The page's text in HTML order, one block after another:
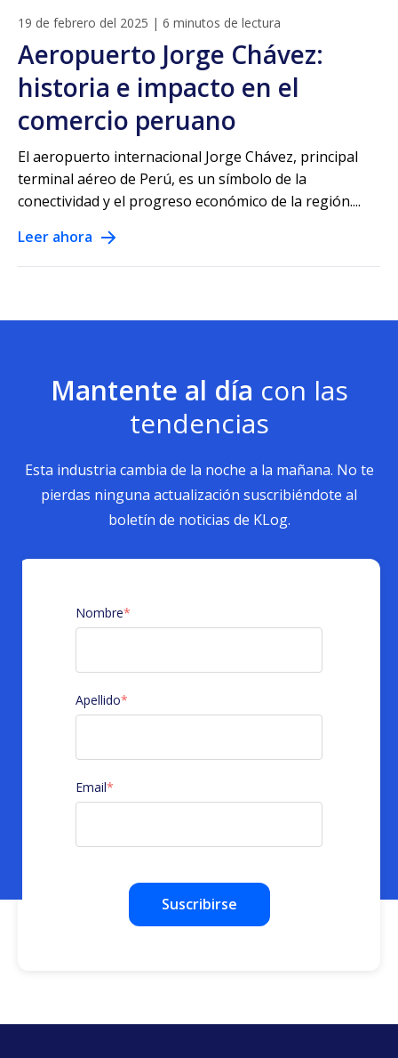
19 de febrero del 2025 | 6 minutos de lectura
Aeropuerto Jorge Chávez:
historia e impacto en el
comercio peruano
El aeropuerto internacional Jorge Chávez, principal
terminal aéreo de Perú, es un símbolo de la
conectividad y el progreso económico de la región....
Leer ahora
Mantente al día con las
tendencias
Esta industria cambia de la noche a la mañana. No te
pierdas ninguna actualización suscribiéndote al
boletín de noticias de KLog.
Nombre*
Apellido*
Email*